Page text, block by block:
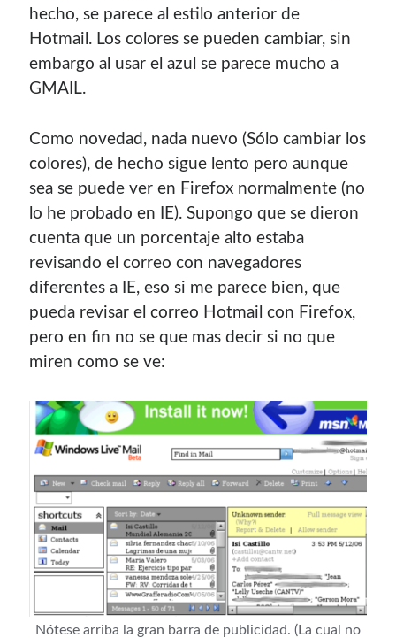
hecho, se parece al estilo anterior de
Hotmail. Los colores se pueden cambiar, sin
embargo al usar el azul se parece mucho a
GMAIL.
Como novedad, nada nuevo (Sólo cambiar los
colores), de hecho sigue lento pero aunque
sea se puede ver en Firefox normalmente (no
lo he probado en IE). Supongo que se dieron
cuenta que un porcentaje alto estaba
revisando el correo con navegadores
diferentes a IE, eso si me parece bien, que
pueda revisar el correo Hotmail con Firefox,
pero en fin no se que mas decir si no que
miren como se ve:
Nótese arriba la gran barra de publicidad. (La cual no